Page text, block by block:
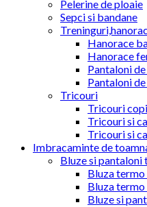
Pelerine de ploaie
Sepci si bandane
Hanorace
Hanorace
Pantaloni
Pantaloni
Tricouri
Tricouri
Tricouri si
Tricouri si
Imbracaminte de
Bluze si pantaloni
Bluza
Bluza
Bluze si